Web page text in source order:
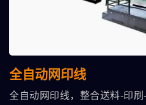
全自动网印线
全自动网印线，整合送料-印刷